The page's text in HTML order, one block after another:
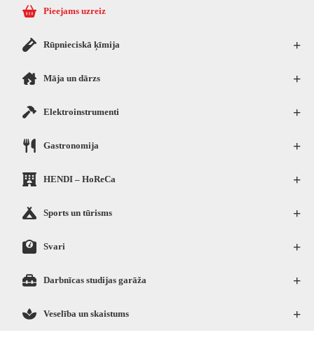
Pieejams uzreiz
+
Rūpnieciskā ķīmija
+
Māja un dārzs
+
Elektroinstrumenti
+
Gastronomija
+
HENDI – HoReCa
+
Sports un tūrisms
+
Svari
+
Darbnīcas studijas garāža
+
Veselība un skaistums